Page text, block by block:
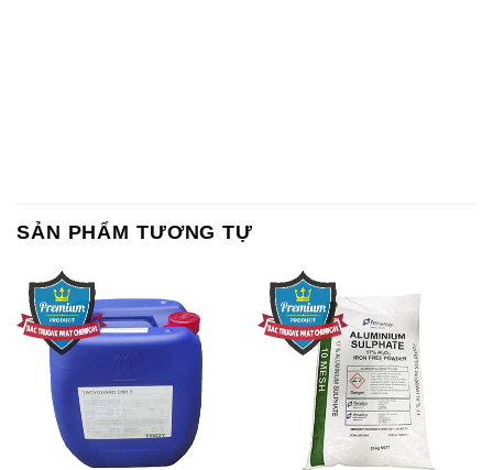
SẢN PHẨM TƯƠNG TỰ